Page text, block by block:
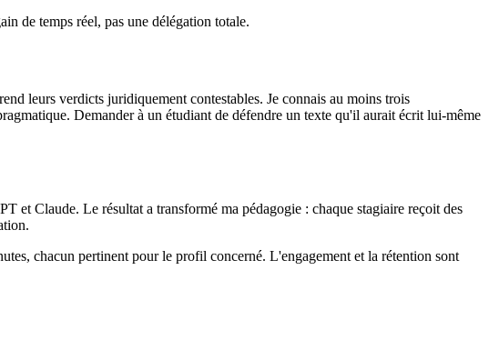
de temps réel, pas une délégation totale.
leurs verdicts juridiquement contestables. Je connais au moins trois
Demander à un étudiant de défendre un texte qu'il aurait écrit lui-même
et Claude. Le résultat a transformé ma pédagogie : chaque stagiaire reçoit des
chacun pertinent pour le profil concerné. L'engagement et la rétention sont